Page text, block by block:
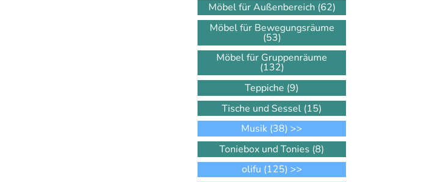
Möbel für Außenbereich (62)
Möbel für Bewegungsräume
(53)
Möbel für Gruppenräume
(132)
Teppiche (9)
Tische und Sessel (15)
Musik (38) >>
Toniebox und Tonies (8)
olifu (125) >>